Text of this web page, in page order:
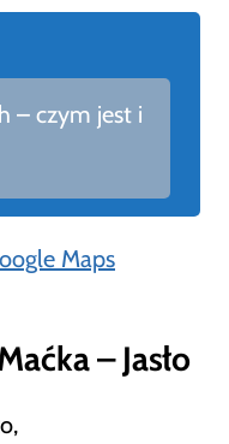
– czym jest i
Maps
– Jasło